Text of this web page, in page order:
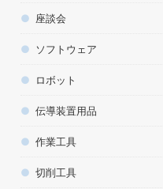
座談会
ソフトウェア
ロボット
伝導装置用品
作業工具
切削工具